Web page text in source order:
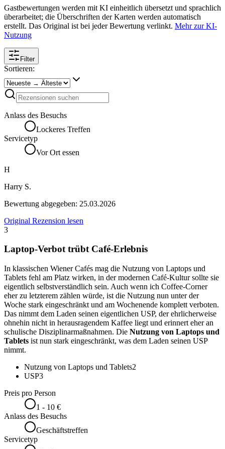
Gastbewertungen werden mit KI einheitlich übersetzt und sprachlich
überarbeitet; die Überschriften der Karten werden automatisch
erstellt. Das Original ist bei jeder Bewertung verlinkt. Mehr zur KI-
Nutzung
Filter
Sortieren:
Anlass des Besuchs
Lockeres Treffen
Servicetyp
Vor Ort essen
H
Harry S.
Bewertung abgegeben: 25.03.2026
Original Rezension lesen
3
Laptop-Verbot trübt Café-Erlebnis
In klassischen Wiener Cafés mag die Nutzung von Laptops und
Tablets fehl am Platz wirken, in der modernen Café-Kultur sollte sie
eigentlich selbstverständlich sein. Auch wenn ich Coffee-Corner
eher zu letzterem zählen würde, ist die Nutzung nun unter der
Woche stark eingeschränkt und am Wochenende komplett verboten.
Das nimmt dem Laden seinen eigentlichen USP, der ehrlicherweise
ohnehin nicht in herausragendem Kaffee liegt und erinnert eher an
schulische Disziplinarmaßnahmen. Die Nutzung von Laptops und
Tablets ist nun stark eingeschränkt, was dem Laden seinen USP
nimmt.
Nutzung von Laptops und Tablets2
USP3
Preis pro Person
1 - 10 €
Anlass des Besuchs
Geschäftstreffen
Servicetyp